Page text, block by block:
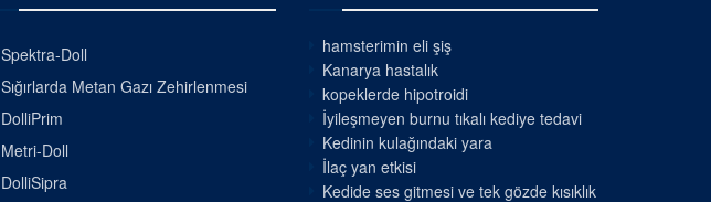
Spektra-Doll
Sığırlarda Metan Gazı Zehirlenmesi
DolliPrim
Metri-Doll
DolliSipra
hamsterimin eli şiş
Kanarya hastalık
kopeklerde hipotroidi
İyileşmeyen burnu tıkalı kediye tedavi
Kedinin kulağındaki yara
İlaç yan etkisi
Kedide ses gitmesi ve tek gözde kısıklık